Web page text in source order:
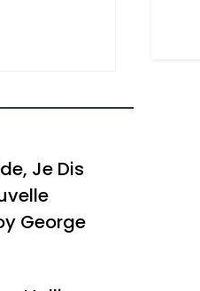
Je Dis
George